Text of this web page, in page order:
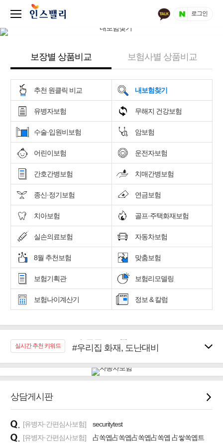
로그인
보장별 상품비교 보험사별 상품비교
추천 원클릭 비교 내보험찾기
유병자보험 무해지 건강보험
수술·입원비보험 암보험
어린이보험 운전자보험
간호간병보험 치매간병보험
종신·정기보험 연금보험
치아보험 골프·주택화재보험
실손의료보험 자동차보험
8월 추천보험 맞춤보험
보험기획관 보험리모델링
보험나이계산기 정보 & 칼럼
실시간 추천 키워드
#우리집 화재, 도난대비
#임플란트, 치아치료보장
#무해지 건강보험
#바뀌기전에 4세대 가입
#추천골프보험
상담게시판
[유병자·간편심사보험]
securitytest
[유병자·간편심사보험]
占쏙옙占쏙옙占쏙옙占쏙옙 占쌓쏙옙트